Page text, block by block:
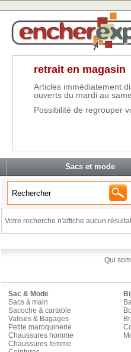
retrait en magasin
Articles immédiatement
ouverts du mardi au
Possibilité de regrouper
Sacs et mode
Votre recherche n'affiche aucun résultat
Qui
Sac & Mode
Sacs à main
Sacoche & cartable
Valises & Bagages
Petite maroquinerie
Chaussures homme
Chaussures femme